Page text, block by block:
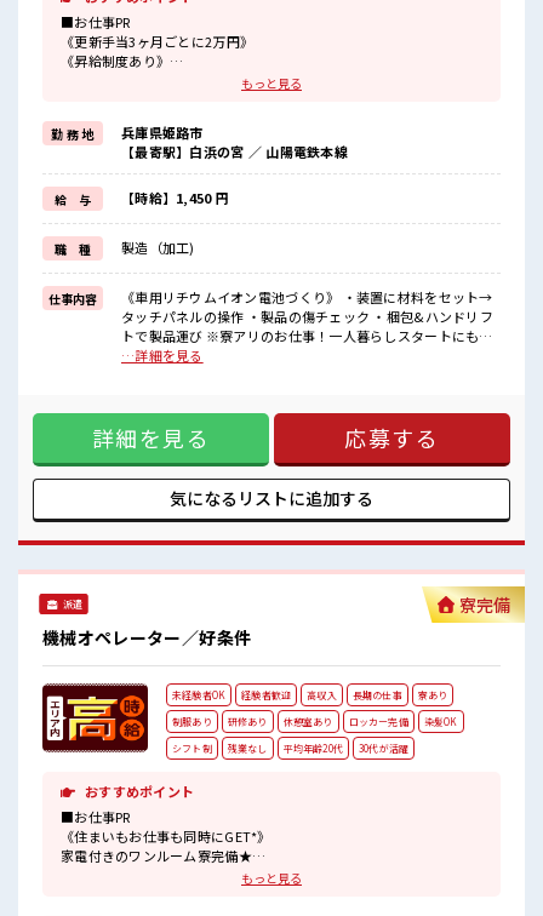
■お仕事PR
《更新手当3ヶ月ごとに2万円》
《昇給制度あり》
長期就業で収入UPを目指そう！
◆日本を代表する大手企業同士の合弁会社
◆経験はもちろん学歴も不問！
お仕事だけじゃない◎住まいだってご提供します(*≧∀≦)ゞ
(1)寮費5万円の補助あり
(2)TV/冷蔵庫/洗濯機/電子レンジ/エアコンなどは備え付け
(3)駐車場完備なのでマイカー持ち込みOK
などなど...
赴任時は現地までの移動交通費も規定支給！
■職場の雰囲気
お財布にやさしい♪
制服は無料貸与！
ロッカー・休憩室完備！
荷物が多い方も安心ですね♪
無料送迎バスあり！
もっと見る
勤 務 地
兵庫県姫路市
【最寄駅】白浜の宮 ／ 山陽電鉄本線
給 与 【時給】1,450 円
職 種 製造（加工)
仕事内容
《車用リチウムイオン電池づくり》 ・装置に材料をセット→
タッチパネルの操作 ・製品の傷チェック ・梱包&ハンドリフ
トで製品運び ※寮アリのお仕事！一人暮らしスタートにもピ
ッタリ♪ ■お仕事PR 《更新手当3ヶ月ごとに2万円》 《昇給
手企業同士の合弁会社 ◆経験はもちろん学歴も不問！ お仕事
だけじゃない◎住まいだってご提供します(*≧∀≦)ゞ (1)寮費
5万円の補助あり (2)TV/冷蔵庫/洗濯機/電子レンジ/エアコンな
どは備え付け (3)駐車場完備なのでマイカー持ち込みOK など
など... 赴任時は現地までの移動交通費も規定支給！ ■職場の
雰囲気 キバツ過ぎなければ髪のカラーリングOK！ 社員食堂
無料貸与！ ロッカー・休憩室完備！ 荷物が多い方も安心です
ね♪ 無料送迎バスあり！ #ryo
…詳細を見る
詳細を見る 応募する
気になるリストに追加する
派遣
機械オペレーター／好条件
寮完備
未経験者OK 経験者歓迎 高収入 長期の仕事
寮あり
制服あり
研修あり 休憩室あり ロッカー完備
染髪OK
シフト制
残業なし 平均年齢20代 30代が活躍
おすすめポイント
■お仕事PR
《住まいもお仕事も同時にGET*》
家電付きのワンルーム寮完備★
このお仕事の条件いいのに勤務地までちょっと遠くて…
もっと見る